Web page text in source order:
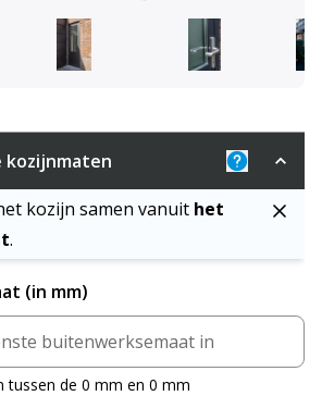
kozijnmaten
Uitleg: De
kozijn samen vanuit het
.
(in mm)
tussen de 0 mm en 0 mm